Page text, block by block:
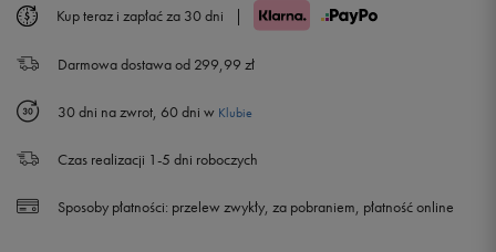
38 24 cm Powiadom o dostępności
39 25 cm
40 25,5 cm
Kup teraz i zapłać za 30 dni |
Darmowa dostawa od 299,99 zł
30 dni na zwrot, 60 dni w Klubie
Czas realizacji 1-5 dni roboczych
Sposoby płatności: przelew zwykły, za pobraniem, płatność online